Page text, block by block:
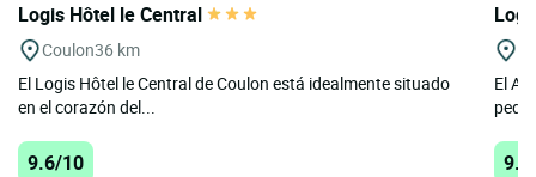
Logis Hôtel le Central
Coulon36 km
El Logis Hôtel le Central de Coulon está idealmente situado
en el corazón del...
9.6/10
El